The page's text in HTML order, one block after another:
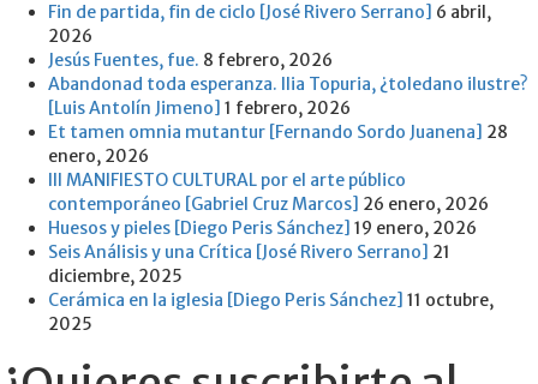
Fin de partida, fin de ciclo [José Rivero Serrano] 6 abril,
2026
Jesús Fuentes, fue. 8 febrero, 2026
Abandonad toda esperanza. Ilia Topuria, ¿toledano ilustre?
[Luis Antolín Jimeno] 1 febrero, 2026
Et tamen omnia mutantur [Fernando Sordo Juanena] 28
enero, 2026
III MANIFIESTO CULTURAL por el arte público
contemporáneo [Gabriel Cruz Marcos] 26 enero, 2026
Huesos y pieles [Diego Peris Sánchez] 19 enero, 2026
Seis Análisis y una Crítica [José Rivero Serrano] 21
diciembre, 2025
Cerámica en la iglesia [Diego Peris Sánchez] 11 octubre,
2025